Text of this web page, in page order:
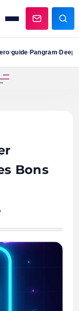
•guide•Pangram•
Bons